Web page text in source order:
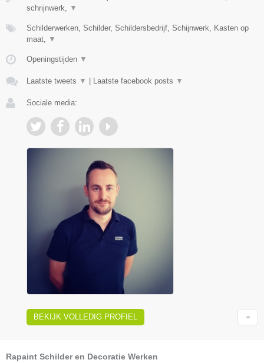
schrijnwerk, ▼
Schilderwerken, Schilder, Schildersbedrijf, Schijnwerk, Kasten op
maat, ▼
Openingstijden ▼
Laatste tweets ▼ Laatste facebook posts ▼
Sociale media:
BEKIJK VOLLEDIG PROFIEL
Rapaint Schilder en Decoratie Werken